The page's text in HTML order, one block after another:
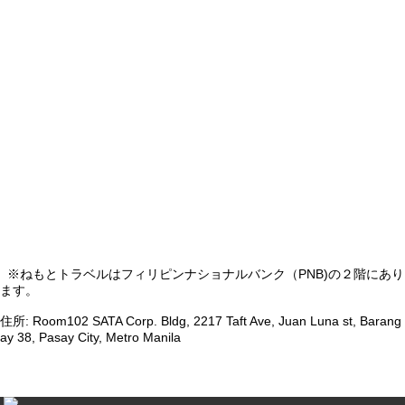
※ねもとトラベルはフィリピンナショナルバンク（PNB)の２階にあり
ます。
住所: Room102 SATA Corp. Bldg, 2217 Taft Ave, Juan Luna st, Barang
ay 38, Pasay City, Metro Manila